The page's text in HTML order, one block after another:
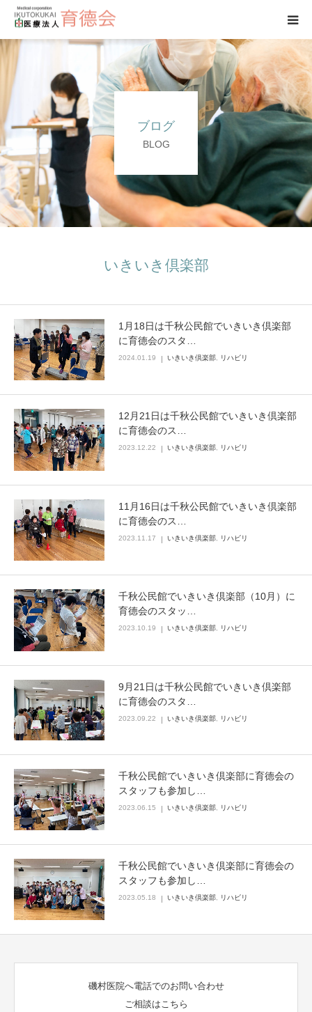
ブログ
BLOG
いきいき倶楽部
1月18日は千秋公民館でいきいき倶楽部
に育德会のスタ…
2024.01.19 いきいき倶楽部 リハビリ
12月21日は千秋公民館でいきいき倶楽部
に育德会のス…
2023.12.22 いきいき倶楽部, リハビリ
11月16日は千秋公民館でいきいき倶楽部
に育德会のス…
2023.11.17 いきいき倶楽部 リハビリ
千秋公民館でいきいき倶楽部（10月）に
育德会のスタッ…
2023.10.19 いきいき倶楽部 リハビリ
9月21日は千秋公民館でいきいき倶楽部
に育德会のスタ…
2023.09.22 いきいき倶楽部 リハビリ
千秋公民館でいきいき倶楽部に育德会の
スタッフも参加し…
2023.06.15 いきいき倶楽部, リハビリ
千秋公民館でいきいき倶楽部に育德会の
スタッフも参加し…
2023.05.18 いきいき倶楽部 リハビリ
磯村医院へ電話でのお問い合わせ
ご相談はこちら
磯村医院
医師紹介
介護
問い合わせ